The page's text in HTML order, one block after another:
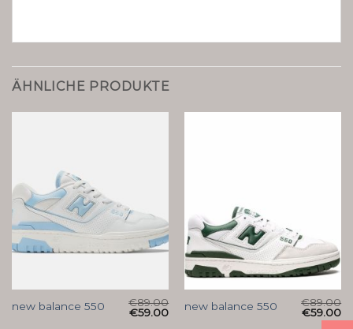
ÄHNLICHE PRODUKTE
new balance 550 €89.00
€59.00 new balance 550 €89.00
€59.00